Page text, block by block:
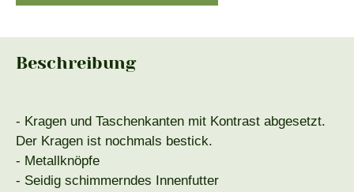
Beschreibung
- Kragen und Taschenkanten mit Kontrast abgesetzt.
Der Kragen ist nochmals bestick.
- Metallknöpfe
- Seidig schimmerndes Innenfutter